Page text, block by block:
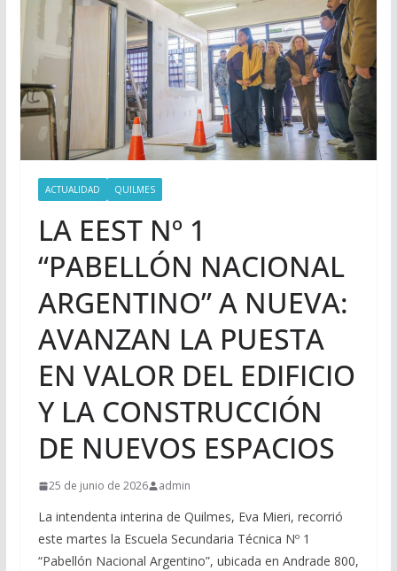
ACTUALIDAD QUILMES
LA EEST Nº 1
“PABELLÓN NACIONAL
ARGENTINO” A NUEVA:
AVANZAN LA PUESTA
EN VALOR DEL EDIFICIO
Y LA CONSTRUCCIÓN
DE NUEVOS ESPACIOS
25 de junio de 2026 admin
La intendenta interina de Quilmes, Eva Mieri, recorrió
este martes la Escuela Secundaria Técnica Nº 1
“Pabellón Nacional Argentino”, ubicada en Andrade 800,